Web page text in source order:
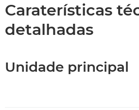
Caraterísticas
detalhadas
Unidade principal